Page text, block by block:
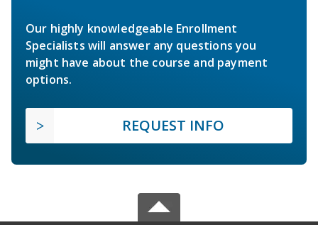
Our highly knowledgeable Enrollment
Specialists will answer any questions you
might have about the course and payment
options.
REQUEST INFO